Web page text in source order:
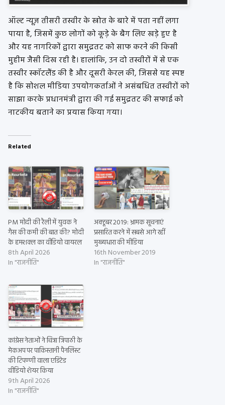
ऑल्ट न्यूज़ तीसरी तस्वीर के स्त्रोत के बारे में पता नहीं लगा
पाया है, जिसमें कुछ लोगों को कूड़े के बैग लिए खड़े हुए है
और यह नागरिकों द्वारा समुद्रतट को साफ करने की किसी
मुहीम जैसी दिख रही है। हालांकि, उन दो तस्वीरों में से एक
तस्वीर स्कॉटलैंड की है और दूसरी केरल की, जिससे यह स्पष्ट
है कि सोशल मीडिया उपयोगकर्ताओं ने असंबधित तस्वीरों को
साझा करके प्रधानमंत्री द्वारा की गई समुद्रतट की सफाई को
नाटकीय बताने का प्रयास किया गया।
Related
PM मोदी की रैली में युवक ने
गैस की कमी की बात की? मोदी
के हमशक्‍ल का वीडियो वायरल
8th April 2026
In "राजनीति"
अक्टूबर 2019: भ्रामक सूचनाएं
प्रसारित करने में सबसे आगे रहीं
मुख्यधारा की मीडिया
16th November 2019
In "राजनीति"
कांग्रेस नेताओं ने चित्रा त्रिपाठी के
मेकअप पर पाकिस्तानी पैनलिस्ट
की टिपण्णी वाला एडिटेड
वीडियो शेयर किया
9th April 2026
In "राजनीति"